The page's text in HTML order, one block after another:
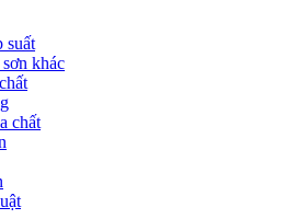
suất
khác
chất